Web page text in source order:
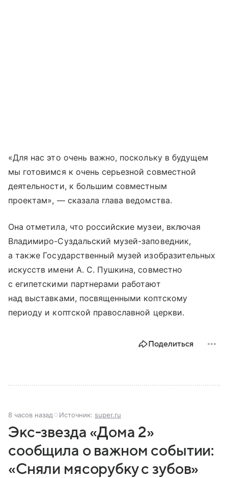
«Для нас это очень важно, поскольку в будущем
мы готовимся к очень серьезной совместной
деятельности, к большим совместным
проектам», — сказала глава ведомства.
Она отметила, что российские музеи, включая
Владимиро-Суздальский музей-заповедник,
а также Государственный музей изобразительных
искусств имени А. С. Пушкина, совместно
с египетскими партнерами работают
над выставками, посвященными коптскому
периоду и коптской православной церкви.
Поделиться
8 часов назад Источник: super.ru
Экс-звезда «Дома 2»
сообщила о важном событии:
«Сняли мясорубку с зубов»